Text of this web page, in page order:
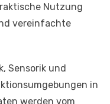
Nutzung
vereinfachte
Sensorik und
in
werden vom